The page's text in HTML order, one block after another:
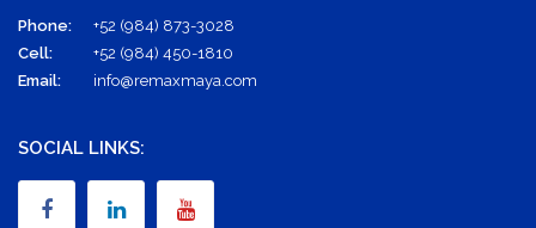
Phone:
+52 (984) 873-3028
Cell:
+52 (984) 450-1810
Email:
info@remaxmaya.com
SOCIAL LINKS: